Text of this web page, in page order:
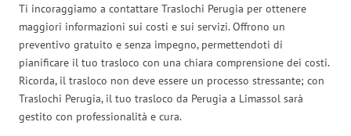
Ti incoraggiamo a contattare Traslochi Perugia per ottenere
maggiori informazioni sui costi e sui servizi. Offrono un
preventivo gratuito e senza impegno, permettendoti di
pianificare il tuo trasloco con una chiara comprensione dei costi.
Ricorda, il trasloco non deve essere un processo stressante; con
Traslochi Perugia, il tuo trasloco da Perugia a Limassol sarà
gestito con professionalità e cura.